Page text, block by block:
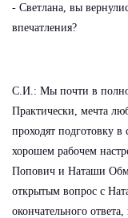
- Светлана, вы
впечатления?
С.И.: Мы почти в
Практически, мечта
проходят подготовку в
хорошем рабочем
Попович и Наташи
открытым вопрос с
окончательного